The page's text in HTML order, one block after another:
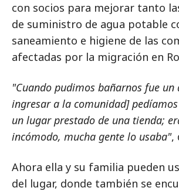
con socios para mejorar tanto
de suministro de agua potable
saneamiento e higiene de las
afectadas por la migración en
"Cuando pudimos bañarnos fue un
ingresar a la comunidad]
un lugar prestado de una tienda;
incómodo, mucha gente lo usaba",
Ahora ella y su familia pueden
del lugar, donde también se